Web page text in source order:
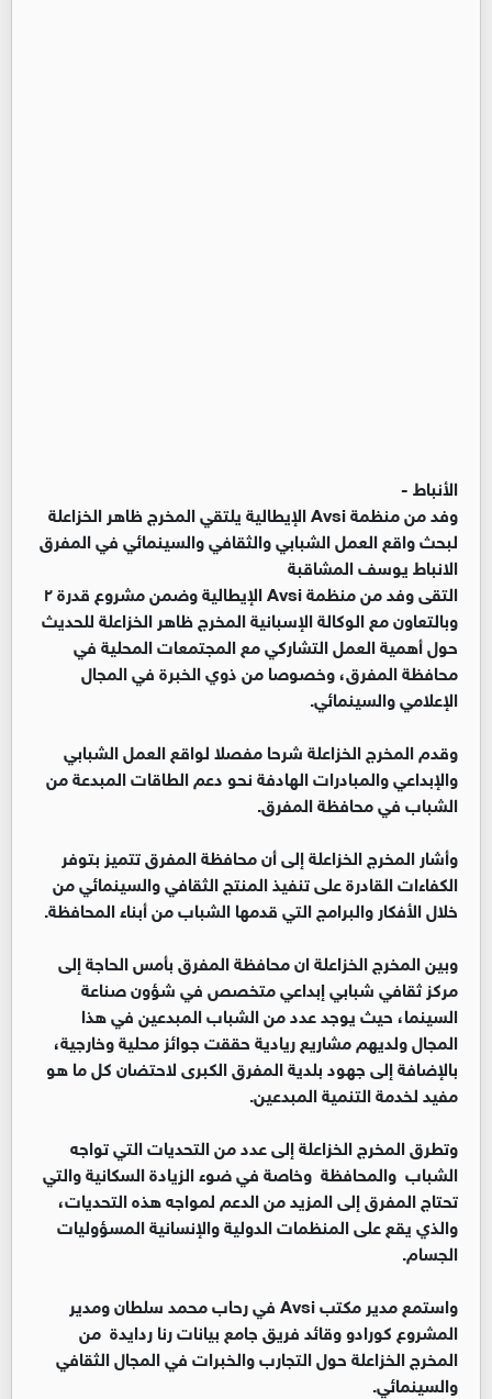
الأنباط -
وفد من منظمة Avsi الإيطالية يلتقي المخرج ظاهر الخزاعلة
لبحث واقع العمل الشبابي والثقافي والسينمائي في المفرق
الانباط يوسف المشاقبة
التقى وفد من منظمة Avsi الإيطالية وضمن مشروع قدرة ٢
وبالتعاون مع الوكالة الإسبانية المخرج ظاهر الخزاعلة للحديث
حول أهمية العمل التشاركي مع المجتمعات المحلية في
محافظة المفرق، وخصوصا من ذوي الخبرة في المجال
الإعلامي والسينمائي.
وقدم المخرج الخزاعلة شرحا مفصلا لواقع العمل الشبابي
والإبداعي والمبادرات الهادفة نحو دعم الطاقات المبدعة من
الشباب في محافظة المفرق.
وأشار المخرج الخزاعلة إلى أن محافظة المفرق تتميز بتوفر
الكفاءات القادرة على تنفيذ المنتج الثقافي والسينمائي من
خلال الأفكار والبرامج التي قدمها الشباب من أبناء المحافظة.
وبين المخرج الخزاعلة ان محافظة المفرق بأمس الحاجة إلى
مركز ثقافي شبابي إبداعي متخصص في شؤون صناعة
السينما، حيث يوجد عدد من الشباب المبدعين في هذا
المجال ولديهم مشاريع ريادية حققت جوائز محلية وخارجية،
بالإضافة إلى جهود بلدية المفرق الكبرى لاحتضان كل ما هو
مفيد لخدمة التنمية المبدعين.
وتطرق المخرج الخزاعلة إلى عدد من التحديات التي تواجه
الشباب والمحافظة وخاصة في ضوء الزيادة السكانية والتي
تحتاج المفرق إلى المزيد من الدعم لمواجه هذه التحديات،
والذي يقع على المنظمات الدولية والإنسانية المسؤوليات
الجسام.
واستمع مدير مكتب Avsi في رحاب محمد سلطان ومدير
المشروع كورادو وقائد فريق جامع بيانات رنا ردايدة من
المخرج الخزاعلة حول التجارب والخبرات في المجال الثقافي
والسينمائي.